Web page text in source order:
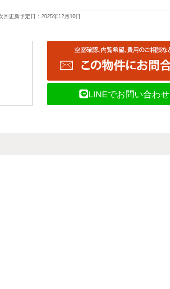
回更新予定日：2025年12月10日
LINEでお問い合わせ